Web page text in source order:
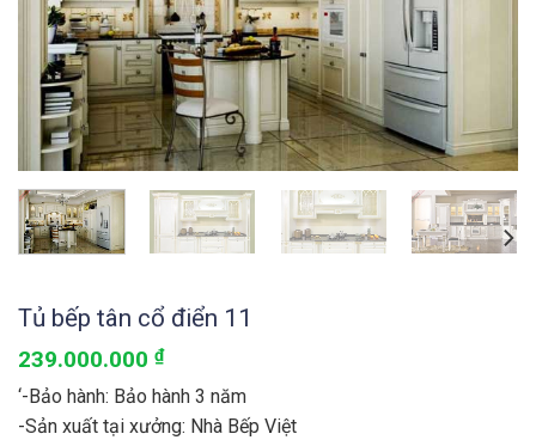
Tủ bếp tân cổ điển 11
239.000.000 ₫
‘-Bảo hành: Bảo hành 3 năm
-Sản xuất tại xưởng: Nhà Bếp Việt